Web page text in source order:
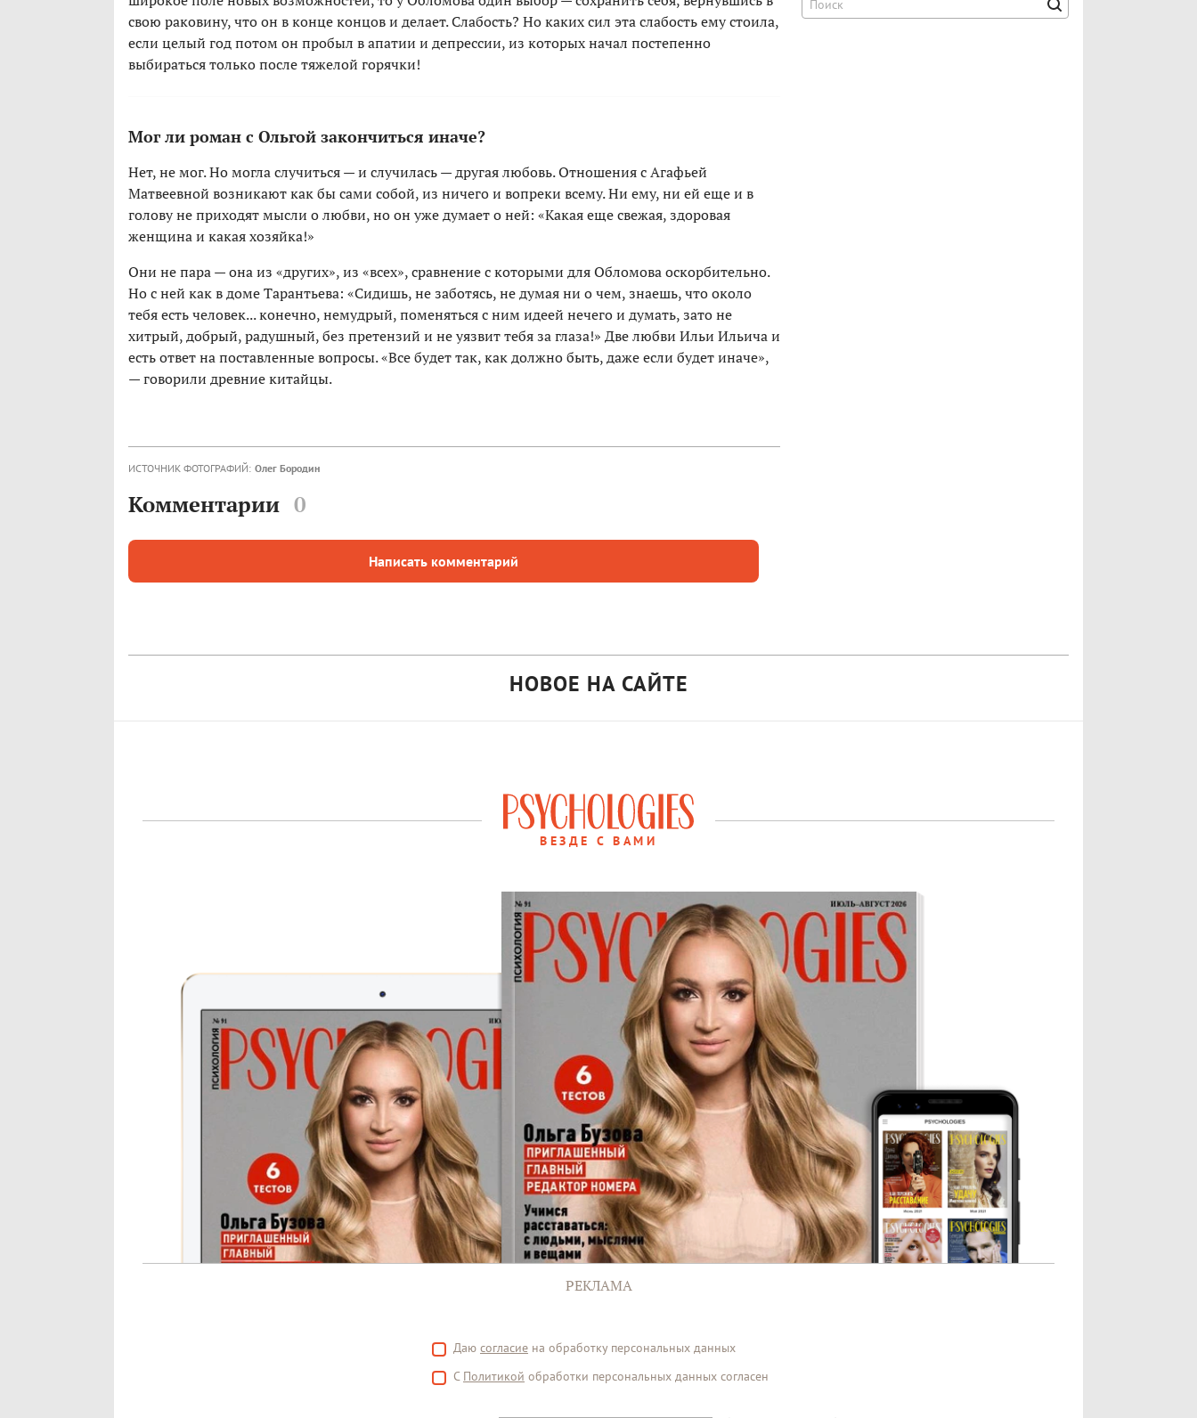
свою раковину, что он в конце концов и делает. Слабость? Но каких сил эта слабость ему стоила,
если целый год потом он пробыл в апатии и депрессии, из которых начал постепенно
выбираться только после тяжелой горячки!
Мог ли роман с Ольгой закончиться иначе?
Нет, не мог. Но могла случиться — и случилась — другая любовь. Отношения с Агафьей
Матвеевной возникают как бы сами собой, из ничего и вопреки всему. Ни ему, ни ей еще и в
голову не приходят мысли о любви, но он уже думает о ней: «Какая еще свежая, здоровая
женщина и какая хозяйка!»
Они не пара — она из «других», из «всех», сравнение с которыми для Обломова оскорбительно.
Но с ней как в доме Тарантьева: «Сидишь, не заботясь, не думая ни о чем, знаешь, что около
тебя есть человек... конечно, немудрый, поменяться с ним идеей нечего и думать, зато не
хитрый, добрый, радушный, без претензий и не уязвит тебя за глаза!» Две любви Ильи Ильича и
есть ответ на поставленные вопросы. «Все будет так, как должно быть, даже если будет иначе»,
— говорили древние китайцы.
ИСТОЧНИК ФОТОГРАФИЙ: Олег Бородин
Комментарии 0
Написать комментарий
НОВОЕ НА САЙТЕ
ВЕЗДЕ С ВАМИ
РЕКЛАМА
Даю согласие на обработку персональных данных
С Политикой обработки персональных данных согласен